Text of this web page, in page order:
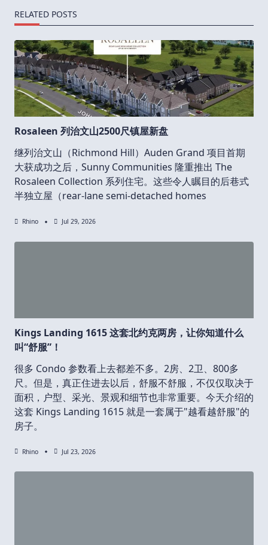
RELATED POSTS
Rosaleen 列治文山2500尺镇屋新盘
继列治文山（Richmond Hill）Auden Grand 项目首期
大获成功之后，Sunny Communities 隆重推出 The
Rosaleen Collection 系列住宅。这些令人瞩目的后巷式
半独立屋（rear-lane semi-detached homes
Rhino Jul 29, 2026
Kings Landing 1615 这套北约克两房，让你知道什么
叫“舒服”！
很多 Condo 参数看上去都差不多。2房、2卫、800多
尺。但是，真正住进去以后，舒服不舒服，不仅仅取决于
面积，户型、采光、景观和细节也非常重要。今天介绍的
这套 Kings Landing 1615 就是一套属于"越看越舒服"的
房子。
Rhino Jul 23, 2026